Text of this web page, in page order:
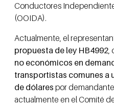
Conductores
(OOIDA).
Actualmente, el
propuesta de ley HB4992
no económicos en
transportistas comunes a
de dólares por
actualmente en el Comité